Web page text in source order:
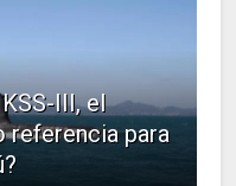
III, el
referencia para